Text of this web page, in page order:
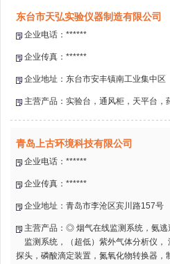
东台市天弘实验仪器制造有限公司
企业电话：******
企业传真：******
企业地址：东台市安丰镇南工业集中区
主营产品：实验台，通风柜，天平台，
青岛上古环境科技有限公司
企业电话：******
企业传真：******
企业地址：青岛市李沧区宾川路157号
主营产品：◎ 烟气在线监测系统，氨逃
监测系统，（超低）紫外气体分析仪，
探头，磷酸滴定装置，氮氧化物转换器